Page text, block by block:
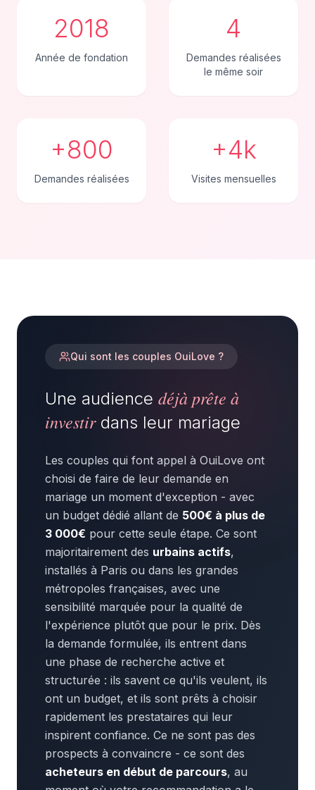
2018
Année de fondation
4
Demandes réalisées
le même soir
+800
Demandes réalisées
+4k
Visites mensuelles
Qui sont les couples OuiLove ?
Une audience déjà prête à
investirdans leur mariage
Les couples qui font appel à OuiLove ont
choisi de faire de leur demande en
mariage un moment d'exception - avec
un budget dédié allant de 500€ à plus de
3 000€ pour cette seule étape. Ce sont
majoritairement des urbains actifs,
installés à Paris ou dans les grandes
métropoles françaises, avec une
sensibilité marquée pour la qualité de
l'expérience plutôt que pour le prix. Dès
la demande formulée, ils entrent dans
une phase de recherche active et
structurée : ils savent ce qu'ils veulent, ils
ont un budget, et ils sont prêts à choisir
rapidement les prestataires qui leur
inspirent confiance. Ce ne sont pas des
prospects à convaincre - ce sont des
acheteurs en début de parcours, au